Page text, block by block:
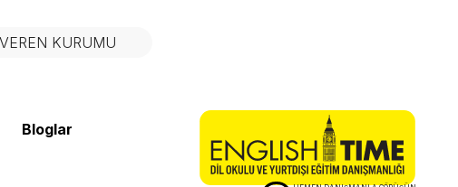
KURUMU
Bloglar